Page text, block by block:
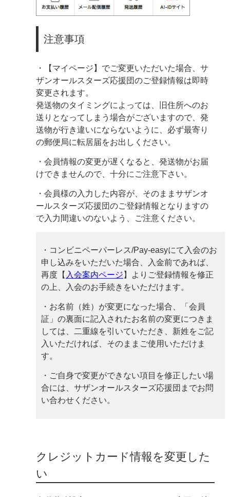
注意事項
・【マイページ】でご変更いただいた場合、サ
ザンオールスターズ応援団のご登録情報は即時
変更されます。
発送物のタイミングによっては、旧住所へのお
送りとなってしまう場合がございますので、発
送物が行き違いにならないように、必ず最寄り
の郵便局に転居届をお出しください。
・会員情報の変更が遅くなると、発送物がお届
けできませんので、十分にご注意下さい。
・会員様の入力した内容が、そのままサザンオ
ールスターズ応援団のご登録情報となりますの
で入力間違いのないよう、ご注意ください。
・コンビニペーパーレス/Pay-easyにて入会のお
申し込みをいただいた場合、入金前であれば、
再度【 入会案内ページ 】よりご登録情報を修正
の上、入会のお手続きをいただけます。
・お名前（姓）が変更になった場合、「会員
証」の裏面に記入されたお名前の変更につきま
しては、二重線を引いていただき、新姓をご記
入いただければ、そのままご使用いただけま
す。
・ご自身で変更ができない項目を修正したい場
合には、サザンオールスターズ応援団までお問
い合わせください。
クレジットカード情報を変更した
い